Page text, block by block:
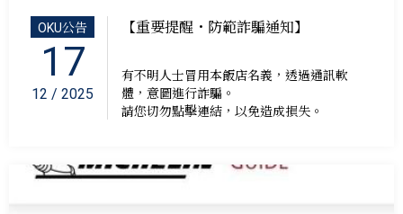
OKU公告
17
12 / 2025
【重要提醒・防範詐騙通知】
有不明人士冒用本飯店名義，透過通訊軟
體，意圖進行詐騙。
請您切勿點擊連結，以免造成損失。